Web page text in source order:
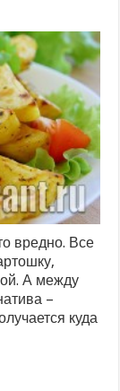
вредно. Все
А между
–
куда